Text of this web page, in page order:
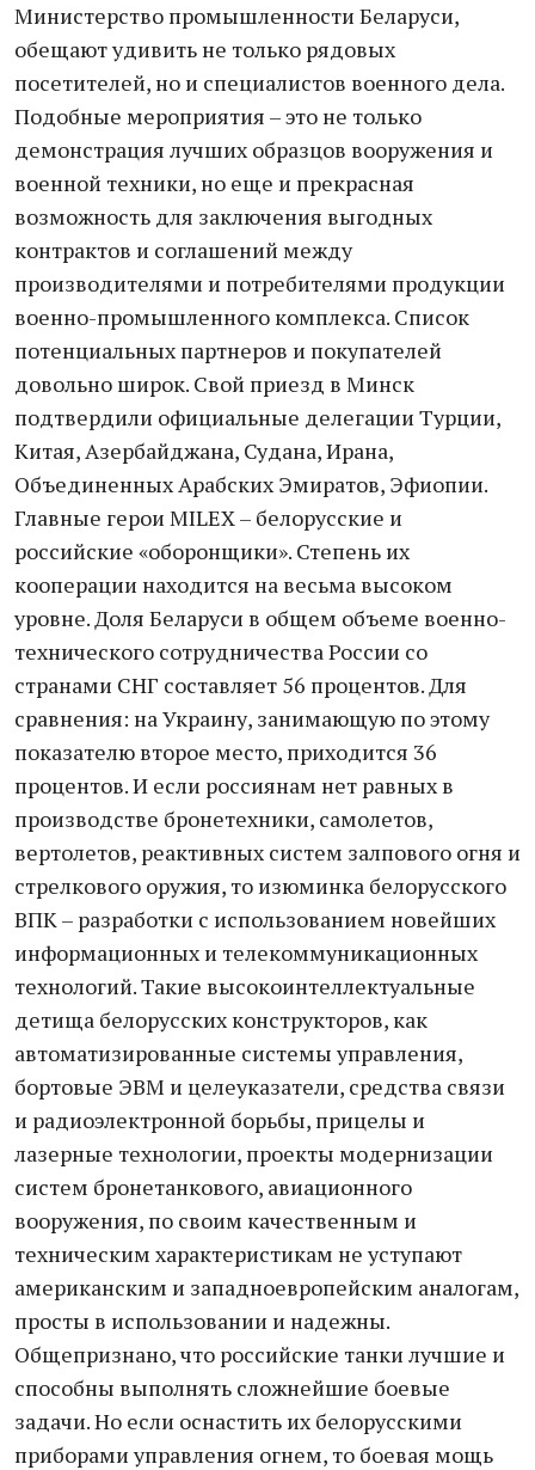
Министерство промышленности Беларуси,
обещают удивить не только рядовых
посетителей, но и специалистов военного дела.
Подобные мероприятия – это не только
демонстрация лучших образцов вооружения и
военной техники, но еще и прекрасная
возможность для заключения выгодных
контрактов и соглашений между
производителями и потребителями продукции
военно-промышленного комплекса. Список
потенциальных партнеров и покупателей
довольно широк. Свой приезд в Минск
подтвердили официальные делегации Турции,
Китая, Азербайджана, Судана, Ирана,
Объединенных Арабских Эмиратов, Эфиопии.
Главные герои MILEX – белорусские и
российские «оборонщики». Степень их
кооперации находится на весьма высоком
уровне. Доля Беларуси в общем объеме военно-
технического сотрудничества России со
странами СНГ составляет 56 процентов. Для
сравнения: на Украину, занимающую по этому
показателю второе место, приходится 36
процентов. И если россиянам нет равных в
производстве бронетехники, самолетов,
вертолетов, реактивных систем залпового огня и
стрелкового оружия, то изюминка белорусского
ВПК – разработки с использованием новейших
информационных и телекоммуникационных
технологий. Такие высокоинтеллектуальные
детища белорусских конструкторов, как
автоматизированные системы управления,
бортовые ЭВМ и целеуказатели, средства связи
и радиоэлектронной борьбы, прицелы и
лазерные технологии, проекты модернизации
систем бронетанкового, авиационного
вооружения, по своим качественным и
техническим характеристикам не уступают
американским и западноевропейским аналогам,
просты в использовании и надежны.
Общепризнано, что российские танки лучшие и
способны выполнять сложнейшие боевые
задачи. Но если оснастить их белорусскими
приборами управления огнем, то боевая мощь